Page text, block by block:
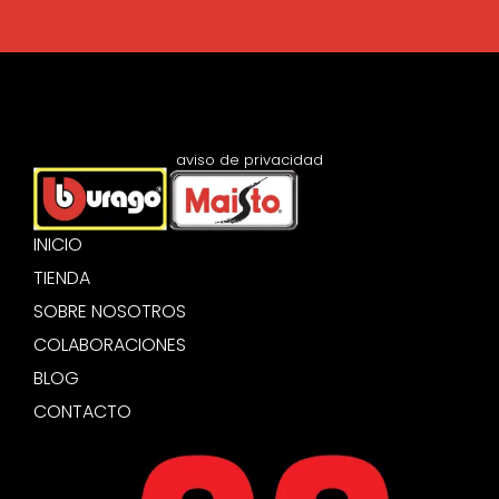
INICIO
TIENDA
SOBRE NOSOTROS
COLABORACIONES
BLOG
CONTACTO
aviso de privacidad